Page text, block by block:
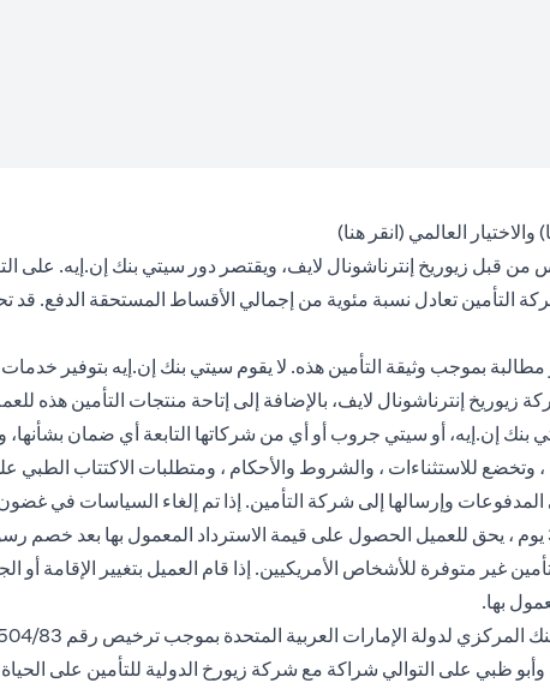
(opens in a new tab)) والاختيار العالمي (انقر هنا(opens in a new tab)
)
من قبل زيوريخ إنترناشونال لايف، ويقتصر دور سيتي بنك إن.إيه. على
التأمين تعادل نسبة مئوية من إجمالي الأقساط المستحقة الدفع. قد
بموجب وثيقة التأمين هذه. لا يقوم سيتي بنك إن.إيه بتوفير خدمات
إنترناشونال لايف، بالإضافة إلى إتاحة منتجات التأمين هذه
بنك إن.إيه، أو سيتي جروب أو أي من شركاتها التابعة أي ضمان
المدفوع أو قيمة الحساب المعمول بها. لإلغاء الوثيقة بعد فترة 30 يوم ، يحق للعميل الحصول على قيمة
غير متوفرة للأشخاص الأمريكيين. إذا قام العميل بتغيير الإقامة
بها.
ظبي على التوالي شراكة مع شركة زيورخ الدولية للتأمين على